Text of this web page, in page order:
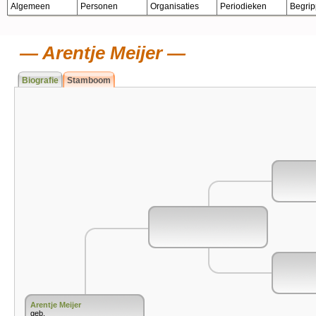
Algemeen Personen Organisaties Periodieken
Arentje Meijer
Biografie Stamboom
Arentje Meijer
geb.